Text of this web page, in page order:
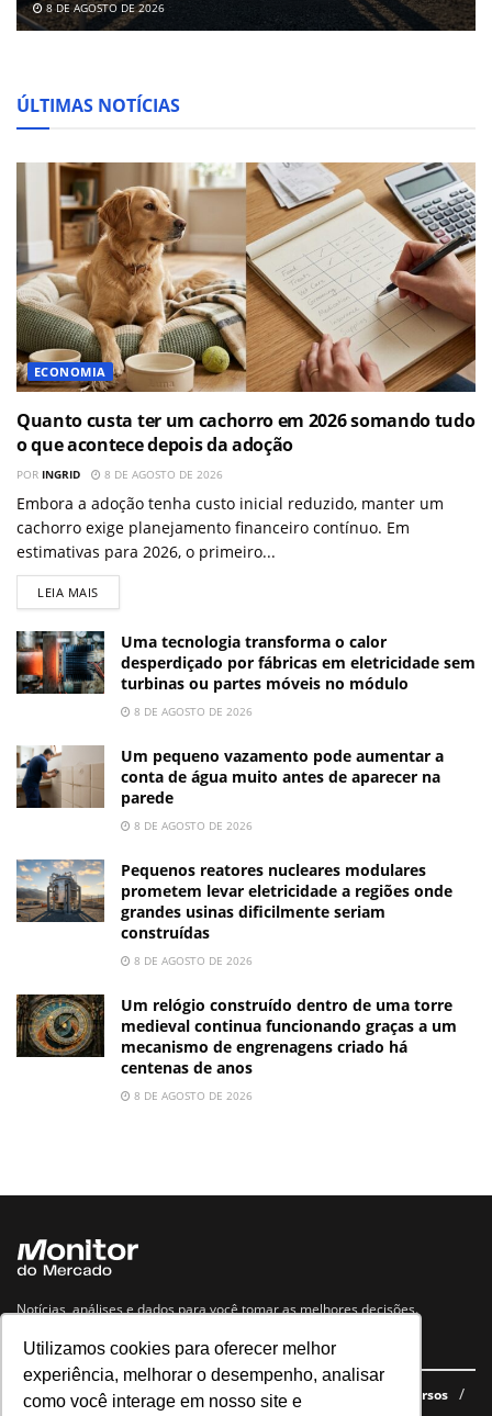
Utilizamos cookies para oferecer melhor
experiência, melhorar o desempenho, analisar
como você interage em nosso site e
8 DE AGOSTO DE 2026
ÚLTIMAS NOTÍCIAS
ECONOMIA
Quanto custa ter um cachorro em 2026 somando tudo
o que acontece depois da adoção
POR INGRID 8 DE AGOSTO DE 2026
Embora a adoção tenha custo inicial reduzido, manter um
cachorro exige planejamento financeiro contínuo. Em
estimativas para 2026, o primeiro...
LEIA MAIS
Uma tecnologia transforma o calor
desperdiçado por fábricas em eletricidade sem
turbinas ou partes móveis no módulo
8 DE AGOSTO DE 2026
Um pequeno vazamento pode aumentar a
conta de água muito antes de aparecer na
parede
8 DE AGOSTO DE 2026
Pequenos reatores nucleares modulares
prometem levar eletricidade a regiões onde
grandes usinas dificilmente seriam
construídas
8 DE AGOSTO DE 2026
Um relógio construído dentro de uma torre
medieval continua funcionando graças a um
mecanismo de engrenagens criado há
centenas de anos
8 DE AGOSTO DE 2026
Notícias, análises e dados para você tomar as melhores decisões.
Navegue no site
Últimas notícias Quem somos E-books gratuitos
Cursos